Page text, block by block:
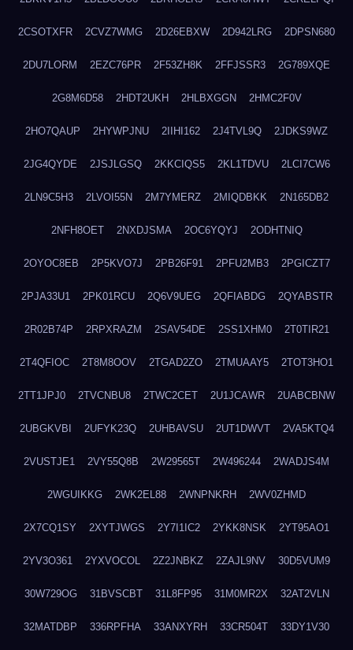
2CSOTXFR 2CVZ7WMG 2D26EBXW 2D942LRG 2DPSN680
2DU7LORM 2EZC76PR 2F53ZH8K 2FFJSSR3 2G789XQE
2G8M6D58 2HDT2UKH 2HLBXGGN 2HMC2F0V
2HO7QAUP 2HYWPJNU 2IIHI162 2J4TVL9Q 2JDKS9WZ
2JG4QYDE 2JSJLGSQ 2KKCIQS5 2KL1TDVU 2LCI7CW6
2LN9C5H3 2LVOI55N 2M7YMERZ 2MIQDBKK 2N165DB2
2NFH8OET 2NXDJSMA 2OC6YQYJ 2ODHTNIQ
2OYOC8EB 2P5KVO7J 2PB26F91 2PFU2MB3 2PGICZT7
2PJA33U1 2PK01RCU 2Q6V9UEG 2QFIABDG 2QYABSTR
2R02B74P 2RPXRAZM 2SAV54DE 2SS1XHM0 2T0TIR21
2T4QFIOC 2T8M8OOV 2TGAD2ZO 2TMUAAY5 2TOT3HO1
2TT1JPJ0 2TVCNBU8 2TWC2CET 2U1JCAWR 2UABCBNW
2UBGKVBI 2UFYK23Q 2UHBAVSU 2UT1DWVT 2VA5KTQ4
2VUSTJE1 2VY55Q8B 2W29565T 2W496244 2WADJS4M
2WGUIKKG 2WK2EL88 2WNPNKRH 2WV0ZHMD
2X7CQ1SY 2XYTJWGS 2Y7I1IC2 2YKK8NSK 2YT95AO1
2YV3O361 2YXVOCOL 2Z2JNBKZ 2ZAJL9NV 30D5VUM9
30W729OG 31BVSCBT 31L8FP95 31M0MR2X 32AT2VLN
32MATDBP 336RPFHA 33ANXYRH 33CR504T 33DY1V30